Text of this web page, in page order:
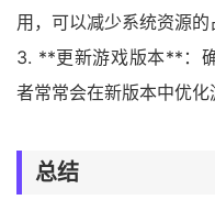
用，可以减少系统资源的
3. **更新游戏版本**：
者常常会在新版本中优化
总结